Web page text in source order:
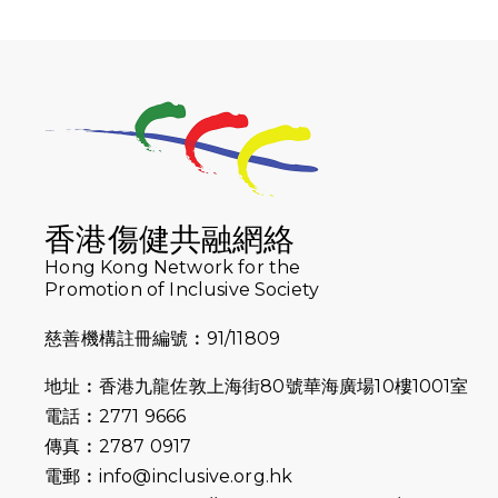
香港傷健共融網絡
Hong Kong Network for the
Promotion of Inclusive Society
慈善機構註冊編號︰91/11809
地址︰香港九龍佐敦上海街80號華海廣場10樓1001室
電話︰2771 9666
傳真︰2787 0917
電郵︰ info@inclusive.org.hk